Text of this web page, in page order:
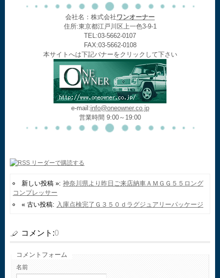
会社名：株式会社ワンオーナー
住所:東京都江戸川区上一色3-9-1
TEL:03-5662-0107
FAX:03-5662-0108
本サイトへは下記バナーをクリックして下さい
e-mail:info@oneowner.co.jp
営業時間 9:00～19:00
新しい投稿 »: 神奈川県より昨日ご来店納車ＡＭＧＧ５５ロング
コンプレッサー
« 古い投稿: 入庫点検完了Ｇ３５０ｄラグジュアリーパッケージ
コメント:0
コメントフォーム
名前